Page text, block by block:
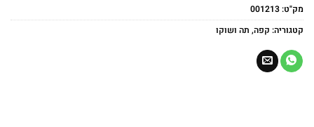
מק"ט:001213
קטגוריה: קפה, תה ושוקו